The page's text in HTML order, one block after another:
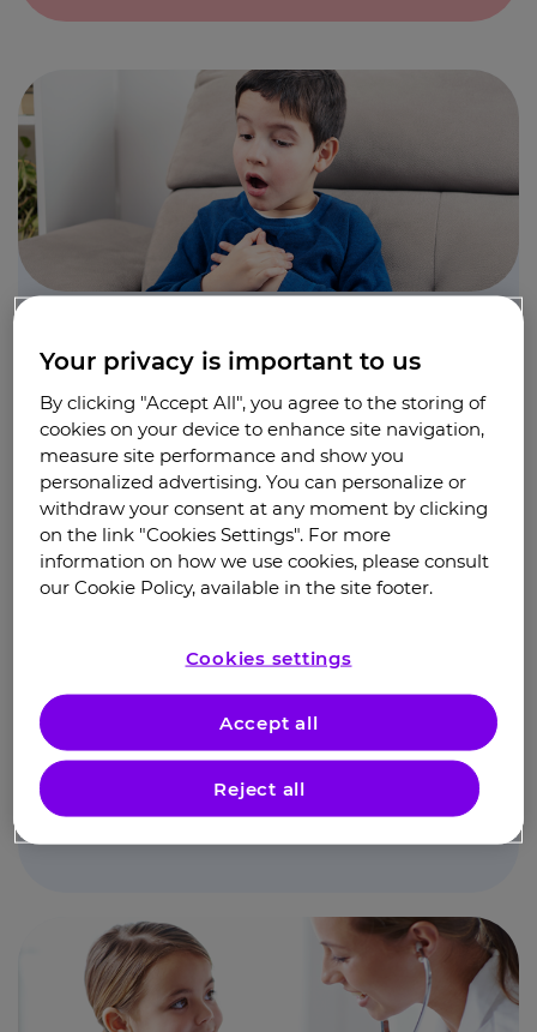
Бронхиальная астма у детей: особенности
течения заболевания
Чек-лист
Первые симптомы бронхиальной астмы у
детей
Your privacy is important to us
By clicking "Accept All", you agree to the storing of
cookies on your device to enhance site navigation,
measure site performance and show you
personalized advertising. You can personalize or
withdraw your consent at any moment by clicking
on the link "Cookies Settings". For more
information on how we use cookies, please consult
our Cookie Policy, available in the site footer.
Cookies settings
Reject all
Accept all